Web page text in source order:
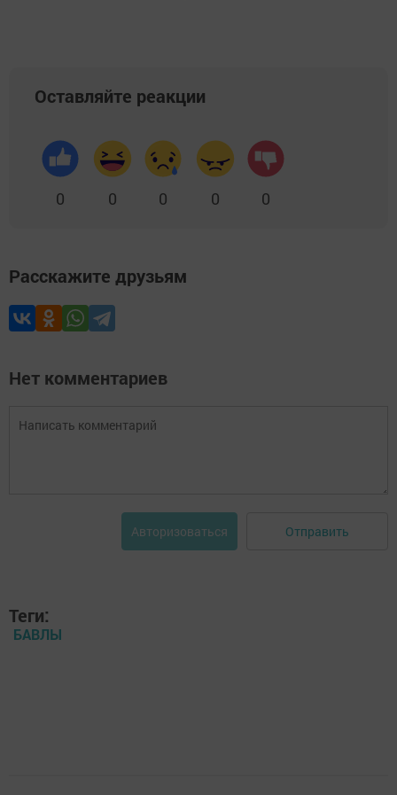
Оставляйте реакции
0 0 0 0 0
Расскажите друзьям
Нет комментариев
Авторизоваться Отправить
Теги:
БАВЛЫ